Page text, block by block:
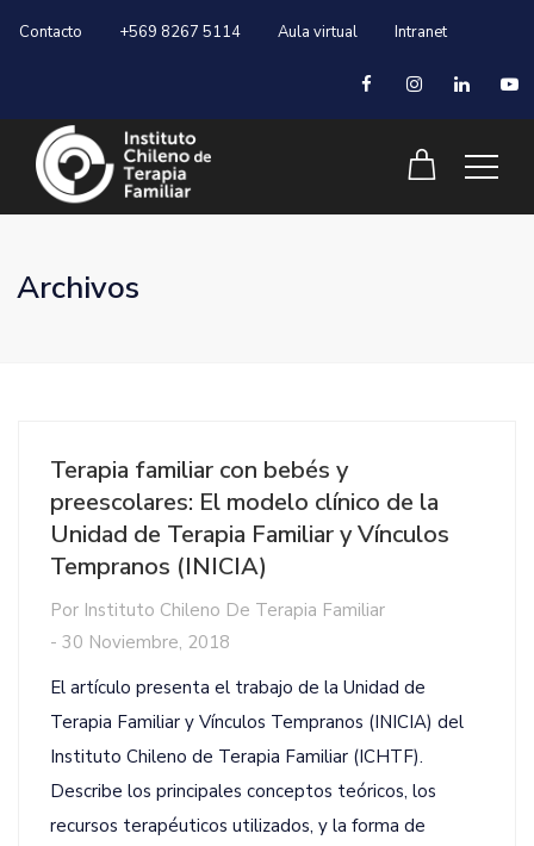
Contacto +569 8267 5114 Aula virtual Intranet
Archivos
Terapia familiar con bebés y
preescolares: El modelo clínico de la
Unidad de Terapia Familiar y Vínculos
Tempranos (INICIA)
Por Instituto Chileno De Terapia Familiar
- 30 Noviembre, 2018
El artículo presenta el trabajo de la Unidad de
Terapia Familiar y Vínculos Tempranos (INICIA) del
Instituto Chileno de Terapia Familiar (ICHTF).
Describe los principales conceptos teóricos, los
recursos terapéuticos utilizados, y la forma de